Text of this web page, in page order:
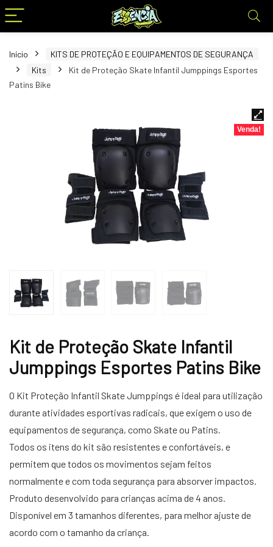
Início
KITS DE PROTEÇÃO E EQUIPAMENTOS DE SEGURANÇA
Kits
Kit de Proteção Skate Infantil Jumppings Esportes
Patins Bike
Venda!
Kit de Proteção Skate Infantil
Jumppings Esportes Patins Bike
O Kit Proteção Infantil Skate Jumppings é ideal para utilização
durante atividades esportivas radicais, que exigem o uso de
equipamentos de segurança, como Skate ou Patins.
Todos os itens do kit são resistentes e confortáveis, e
permitem que todos os movimentos sejam feitos
normalmente e com toda segurança para absorver impactos.
Produto desenvolvido para crianças acima de 4 anos.
Disponível em 3 tamanhos diferentes, para melhor ajuste de
acordo com o tamanho da criança.